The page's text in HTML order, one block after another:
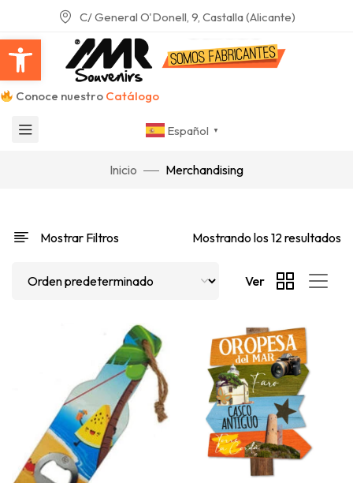
Abrir barra de herramientas
C/ General O'Donell, 9, Castalla (Alicante)
Conoce nuestro Catálogo
Español ▼
Inicio Merchandising
Mostrar Filtros Mostrando los 12 resultados
Ver